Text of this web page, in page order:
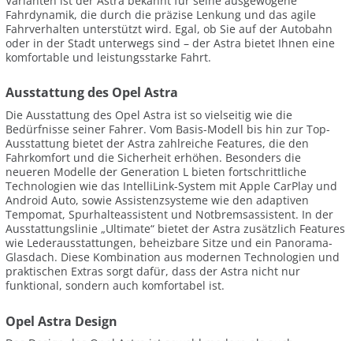
Fahrdynamik, die durch die präzise Lenkung und das agile
Fahrverhalten unterstützt wird. Egal, ob Sie auf der Autobahn
oder in der Stadt unterwegs sind – der Astra bietet Ihnen eine
komfortable und leistungsstarke Fahrt.
Ausstattung des Opel Astra
Die Ausstattung des Opel Astra ist so vielseitig wie die
Bedürfnisse seiner Fahrer. Vom Basis-Modell bis hin zur Top-
Ausstattung bietet der Astra zahlreiche Features, die den
Fahrkomfort und die Sicherheit erhöhen. Besonders die
neueren Modelle der Generation L bieten fortschrittliche
Technologien wie das IntelliLink-System mit Apple CarPlay und
Android Auto, sowie Assistenzsysteme wie den adaptiven
Tempomat, Spurhalteassistent und Notbremsassistent. In der
Ausstattungslinie „Ultimate“ bietet der Astra zusätzlich Features
wie Lederausstattungen, beheizbare Sitze und ein Panorama-
Glasdach. Diese Kombination aus modernen Technologien und
praktischen Extras sorgt dafür, dass der Astra nicht nur
funktional, sondern auch komfortabel ist.
Opel Astra Design